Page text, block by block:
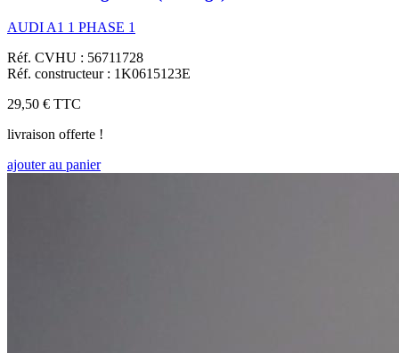
AUDI A1 1 PHASE 1
Réf. CVHU : 56711728
Réf. constructeur : 1K0615123E
29,50 € TTC
livraison offerte !
ajouter au panier